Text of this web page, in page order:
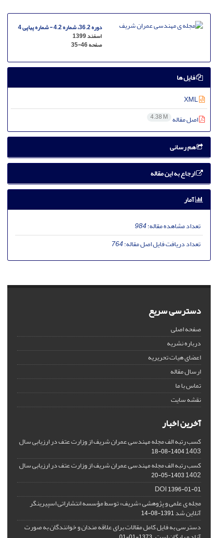
دوره 36.2، شماره 4.2 - شماره پیاپی 4
اسفند 1399
صفحه35-46
فایل ها
اصل مقاله 4.38 M
هم رسانی
ارجاع به این مقاله
آمار
تعداد مشاهده مقاله:984
تعداد دریافت فایل اصل مقاله:764
دسترسی سریع
صفحه اصلی
درباره نشریه
اعضای هیات تحریریه
ارسال مقاله
تماس با ما
نقشه سایت
آخرین اخبار
کسب رتبه الف مجله مهندسی عمران شریف از وزارت عتف در ارزیابی سال
1403
1404-08-18
کسب رتبه الف مجله مهندسی عمران شریف از وزارت عتف در ارزیابی سال
1402
1403-05-20
DOI1396-01-01
مجله ی علمی و پژوهشی «شریف» توسط مؤسسه انتشاراتی اسپیرینگر
آنلاین شد1391-08-14
دسترسی به فایل کامل مقالات برای علاقه مندان و خوانندگان به صورت